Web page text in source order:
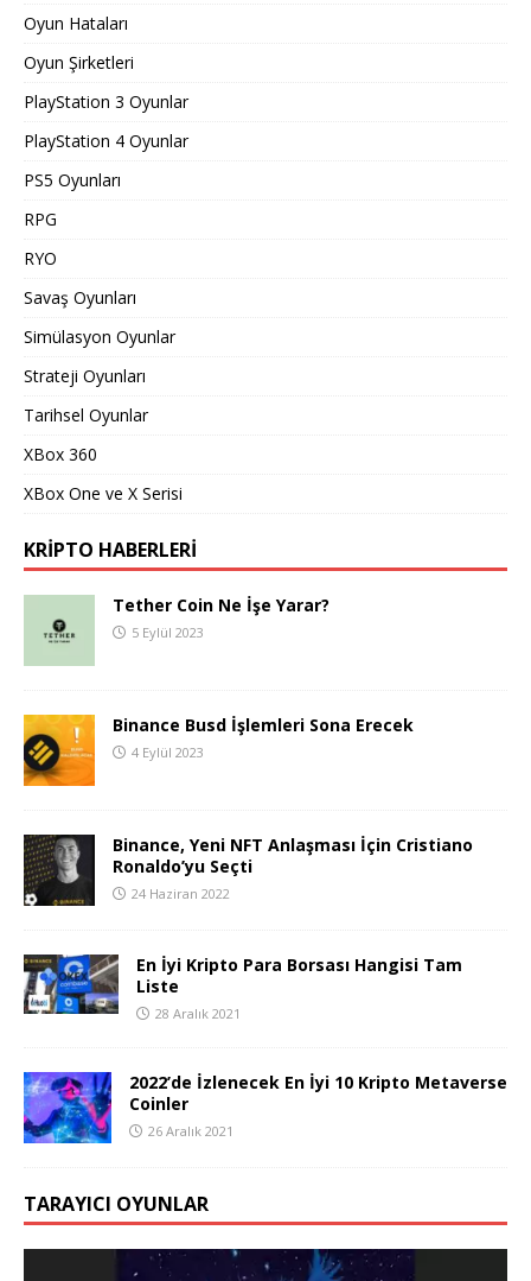
Oyun Hataları
Oyun Şirketleri
PlayStation 3 Oyunlar
PlayStation 4 Oyunlar
PS5 Oyunları
RPG
RYO
Savaş Oyunları
Simülasyon Oyunlar
Strateji Oyunları
Tarihsel Oyunlar
XBox 360
XBox One ve X Serisi
KRIPTO HABERLERI
Tether Coin Ne İşe Yarar?
5 Eylül 2023
Binance Busd İşlemleri Sona Erecek
4 Eylül 2023
Binance, Yeni NFT Anlaşması İçin Cristiano
Ronaldo’yu Seçti
24 Haziran 2022
En İyi Kripto Para Borsası Hangisi Tam
Liste
28 Aralık 2021
2022’de İzlenecek En İyi 10 Kripto Metaverse
Coinler
26 Aralık 2021
TARAYICI OYUNLAR